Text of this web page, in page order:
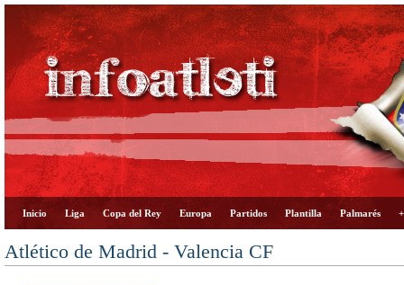
Inicio Liga Copa del Rey Europa Partidos Plantilla Palmarés
Atlético de Madrid - Valencia CF